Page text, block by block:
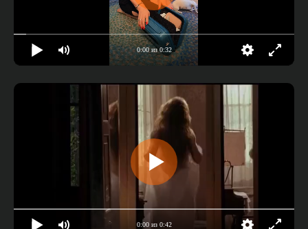
0:00 из 0:32
0:00 из 0:42